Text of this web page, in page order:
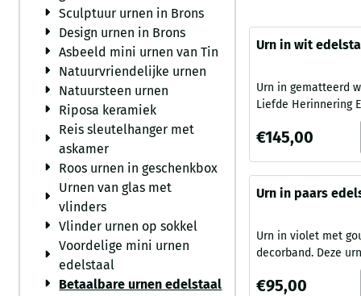
Sculptuur urnen in Brons
Design urnen in Brons
Asbeeld mini urnen van Tin
Natuurvriendelijke urnen
Natuursteen urnen
Riposa keramiek
Reis sleutelhanger met
askamer
Roos urnen in geschenkbox
Urnen van glas met
vlinders
Vlinder urnen op sokkel
Voordelige mini urnen
edelstaal
Betaalbare urnen edelstaal
Urn in wit
Urn in gematteerd
Liefde Herinnering
Deze urn is
hoogwaardig
Duits fabrikaat. De
is gedecoreerd met
tekstband:
kleuren en
voor plaatsing
van edelstaal
Prijs: 145,00
€145,00
Urn in paars
Urn in violet met
decorband. Deze urn is
vervaardigd van
edelstaal en van
Prijs: 95,00
€95,00